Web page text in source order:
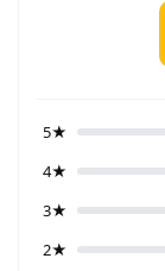
5★
4★
3★
2★